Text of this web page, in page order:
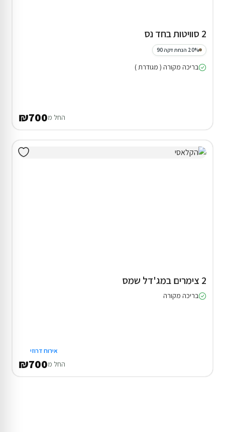
2 סוויטות בחד נס
20% הנחת דקה 90
בריכה מקורה ( מגודרת )
החל מ₪700
2 צימרים במג'דל שמס
בריכה מקורה
אירוח דרוזי
החל מ₪700